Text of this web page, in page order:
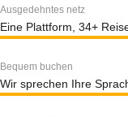
Ausgedehntes netz
Eine Plattform, 34+
Bequem buchen
Wir sprechen Ihre